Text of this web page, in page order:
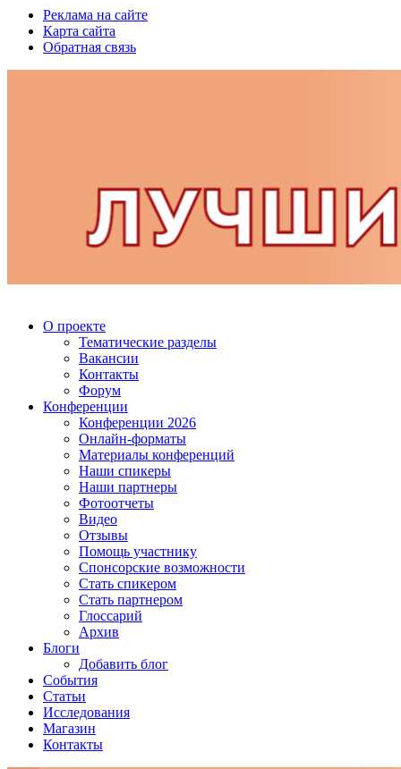
Реклама на сайте
Карта сайта
Обратная связь
О проекте
Тематические разделы
Вакансии
Контакты
Форум
Конференции
Конференции 2026
Онлайн-форматы
Материалы конференций
Наши спикеры
Наши партнеры
Фотоотчеты
Видео
Отзывы
Помощь участнику
Спонсорские возможности
Стать спикером
Стать партнером
Глоссарий
Архив
Блоги
Добавить блог
События
Статьи
Исследования
Магазин
Контакты